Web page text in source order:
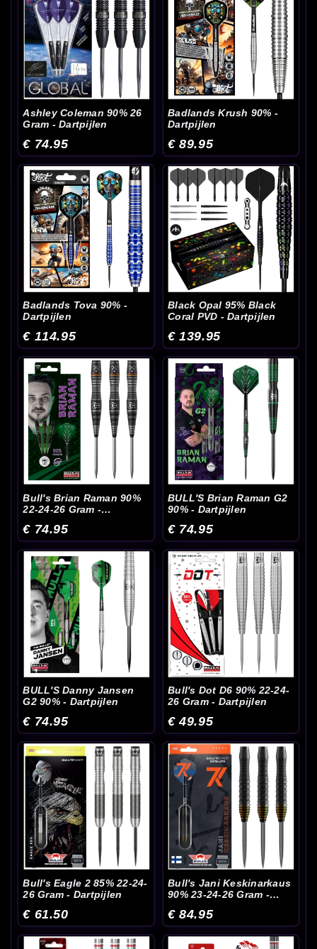
Ashley Coleman 90% 26
Gram - Dartpijlen
€ 74.95
Badlands Krush 90% -
Dartpijlen
€ 89.95
Badlands Tova 90% -
Dartpijlen
€ 114.95
Black Opal 95% Black
Coral PVD - Dartpijlen
€ 139.95
Bull's Brian Raman 90%
22-24-26 Gram -
€ 74.95
BULL'S Brian Raman G2
90% - Dartpijlen
€ 74.95
BULL'S Danny Jansen
G2 90% - Dartpijlen
€ 74.95
Bull's Dot D6 90% 22-24-
26 Gram - Dartpijlen
€ 49.95
Bull's Eagle 2 85% 22-24-
26 Gram - Dartpijlen
€ 61.50
Bull's Jani Keskinarkaus
90% 23-24-26 Gram -
€ 84.95